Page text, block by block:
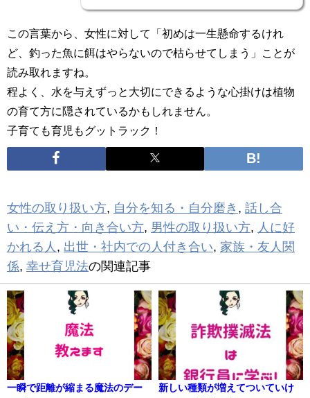
この言葉から、女性に対して「初めは一生懸命するけれ
ど、釣った魚に餌はやらないので枯らせてしまう」ことが
読み取れますね。
程よく、水を与えずっと大切にできるような心掛けは植物
の育て方に隠されているかもしれません。
子育ても育児もグットラック！
女性の取り扱い方, 自分を知る・自分磨き , 話し合
い・伝え方・向き合い方, 男性の取り扱い方, 人に好
かれる人 , 出世・社内での人付き合い, 家族・友人関
係, 幸せ育児法の関連記事
一瞬で距離が縮まる魔法のデー
新しい種類が増えてついていけ